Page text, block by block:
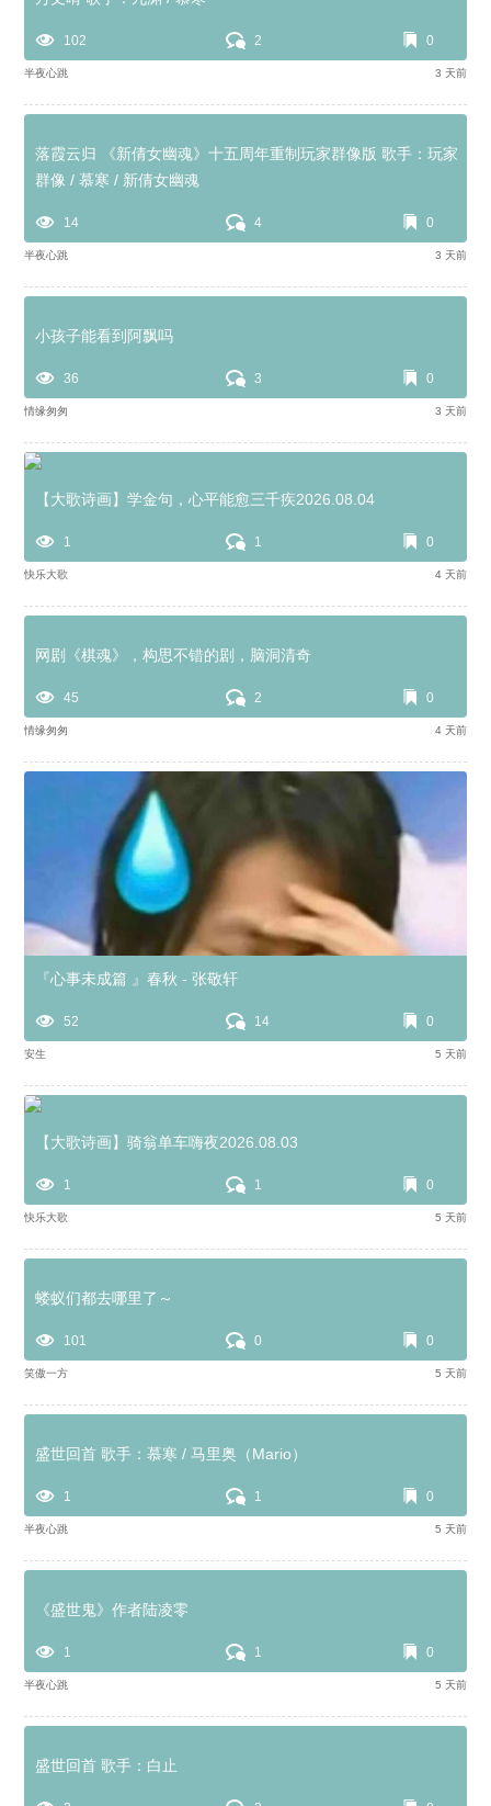
102 2 0
半夜心跳 3 天前
落霞云归 《新倩女幽魂》十五周年重制玩家群像版 歌手：玩家
群像 / 慕寒 / 新倩女幽魂
14 4 0
半夜心跳 3 天前
小孩子能看到阿飘吗
36 3 0
情缘匆匆 3 天前
【大歌诗画】学金句，心平能愈三千疾2026.08.04
1 1 0
快乐大歌 4 天前
网剧《棋魂》，构思不错的剧，脑洞清奇
45 2 0
情缘匆匆 4 天前
『心事未成篇 』春秋 - 张敬轩
52 14 0
安生 5 天前
【大歌诗画】骑翁单车嗨夜2026.08.03
1 1 0
快乐大歌 5 天前
蝼蚁们都去哪里了～
101 0 0
笑傲一方 5 天前
盛世回首 歌手：慕寒 / 马里奥（Mario）
1 1 0
半夜心跳 5 天前
《盛世鬼》作者陆凌零
1 1 0
半夜心跳 5 天前
盛世回首 歌手：白止